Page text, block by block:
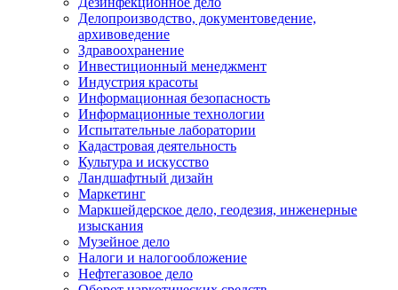
Делопроизводство, документоведение,
архивоведение
Здравоохранение
Инвестиционный менеджмент
Индустрия красоты
Информационная безопасность
Информационные технологии
Испытательные лаборатории
Кадастровая деятельность
Культура и искусство
Ландшафтный дизайн
Маркетинг
Маркшейдерское дело, геодезия, инженерные
изыскания
Музейное дело
Налоги и налогообложение
Нефтегазовое дело